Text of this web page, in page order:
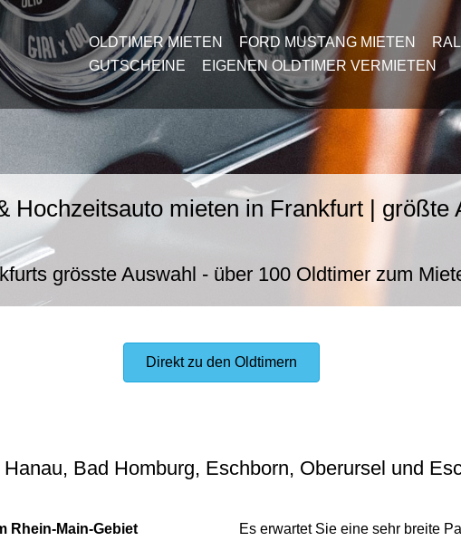
OLDTIMER MIETEN FORD MUSTANG MIETEN
GUTSCHEINE
EIGENEN OLDTIMER VERMIETEN
Hochzeitsauto mieten in Frankfurt | größte
grösste Auswahl - über 100 Oldtimer zum
Direkt zu den Oldtimern
Bad Homburg, Eschborn, Oberursel und
Rhein-Main-Gebiet
Es erwartet Sie eine sehr breite